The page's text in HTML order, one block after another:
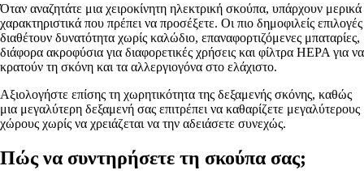
Όταν αναζητάτε μια χειροκίνητη ηλεκτρική σκούπα, υπάρχουν μερικά
χαρακτηριστικά που πρέπει να προσέξετε. Οι πιο δημοφιλείς επιλογές
διαθέτουν δυνατότητα χωρίς καλώδιο, επαναφορτιζόμενες μπαταρίες,
διάφορα ακροφύσια για διαφορετικές χρήσεις και φίλτρα HEPA για να
κρατούν τη σκόνη και τα αλλεργιογόνα στο ελάχιστο.
Αξιολογήστε επίσης τη χωρητικότητα της δεξαμενής σκόνης, καθώς
μια μεγαλύτερη δεξαμενή σας επιτρέπει να καθαρίζετε μεγαλύτερους
χώρους χωρίς να χρειάζεται να την αδειάσετε συνεχώς.
Πώς να συντηρήσετε τη σκούπα σας;